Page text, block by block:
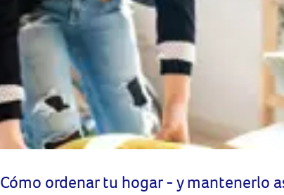
Cómo ordenar tu hogar - y mantenerlo